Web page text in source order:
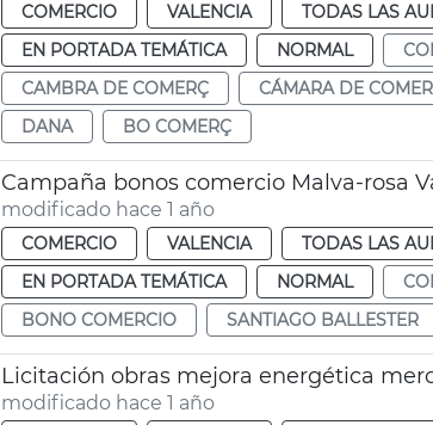
COMERCIO VALENCIA TODAS LAS
EN PORTADA TEMÁTICA
NORMAL
CAMBRA DE COMERÇ
CÁMARA DE
DANA
BO COMERÇ
Campaña bonos comercio Malva-rosa
modificado hace 1 año
COMERCIO VALENCIA TODAS LAS
EN PORTADA TEMÁTICA
NORMAL
BONO COMERCIO
SANTIAGO BALLESTER
Licitación obras mejora energética
modificado hace 1 año